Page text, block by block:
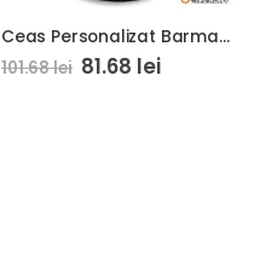
Ceas Personalizat Barman 01
101.68lei 81.68 lei